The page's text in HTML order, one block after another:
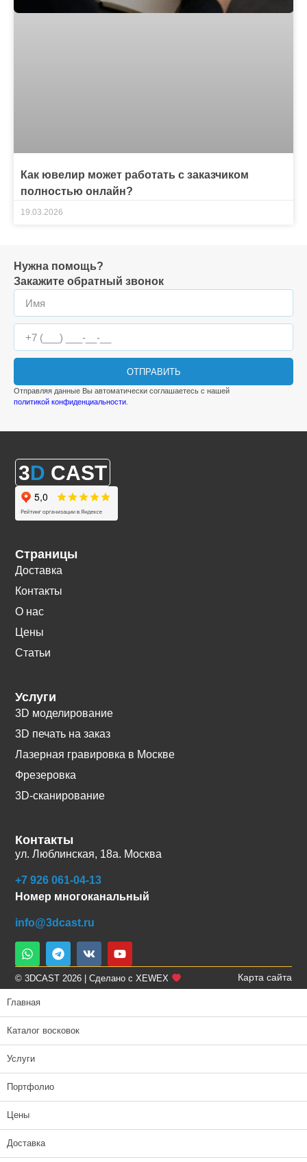
Как ювелир может работать с заказчиком
полностью онлайн?
19.03.2026
Нужна помощь?
Закажите обратный звонок
ОТПРАВИТЬ
Отправляя данные Вы автоматически соглашаетесь с нашей
политикой конфиденциальности
3D CAST
Страницы
Доставка
Контакты
О нас
Цены
Статьи
Услуги
3D моделирование
3D печать на заказ
Лазерная гравировка в Москве
Фрезеровка
3D-сканирование
Контакты
ул. Люблинская, 18а. Москва
+7 926 061-04-13
Номер многоканальный
info@3dcast.ru
© 3DCAST 2026 | Сделано с XEWEX Карта сайта
Главная
Каталог восковок
Услуги
Портфолио
Цены
Доставка